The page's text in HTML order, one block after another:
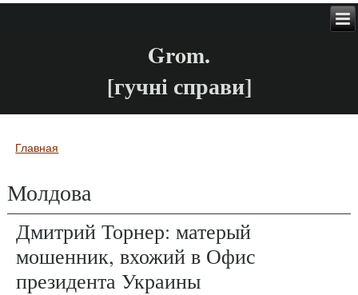
Grom.
[гучні справи]
Вы здесь
Главная
Молдова
Дмитрий Торнер: матерый
мошенник, вхожий в Офис
президента Украины